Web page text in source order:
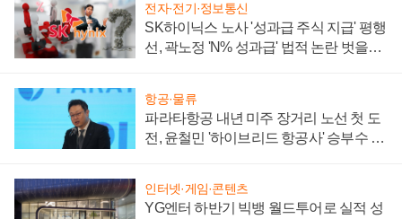
전자·전기·정보통신
SK하이닉스 노사 '성과급 주식 지급' 평행
선, 곽노정 'N% 성과급' 법적 논란 벗을지
항공·물류
파라타항공 내년 미주 장거리 노선 첫 도
전, 윤철민 '하이브리드 항공사' 승부수 통
인터넷·게임·콘텐츠
YG엔터 하반기 빅뱅 월드투어로 실적 성